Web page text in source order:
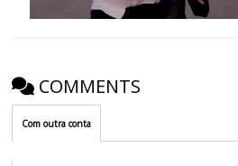
COMMENTS
Com outra conta